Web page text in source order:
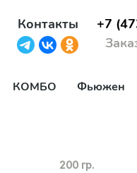
Контакты
+7
КОМБО Фьюжен
200 гр.